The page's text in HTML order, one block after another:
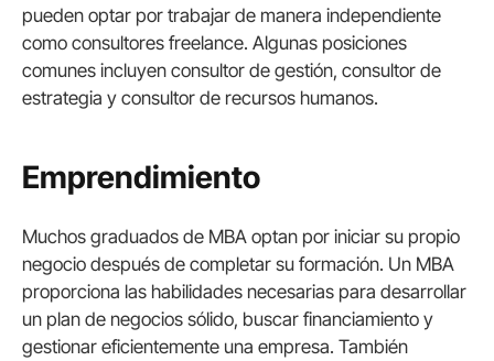
pueden optar por trabajar de manera independiente
como consultores freelance. Algunas posiciones
comunes incluyen consultor de gestión, consultor de
estrategia y consultor de recursos humanos.
Emprendimiento
Muchos graduados de MBA optan por iniciar su propio
negocio después de completar su formación. Un MBA
proporciona las habilidades necesarias para desarrollar
un plan de negocios sólido, buscar financiamiento y
gestionar eficientemente una empresa. También